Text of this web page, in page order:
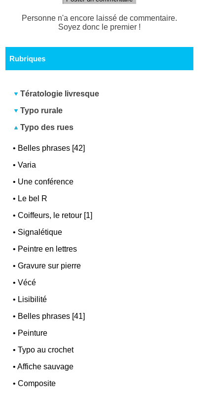
Personne n'a encore laissé de commentaire.
Soyez donc le premier !
Rubriques
Tératologie livresque
Typo rurale
Typo des rues
• Belles phrases [42]
•Varia
• Une conférence
• Le bel R
•Coiffeurs, le retour [1]
• Signalétique
• Peintre en lettres
•Gravure sur pierre
•Vécé
• Lisibilité
• Belles phrases [41]
• Peinture
•Typo au crochet
•Affiche sauvage
•Composite